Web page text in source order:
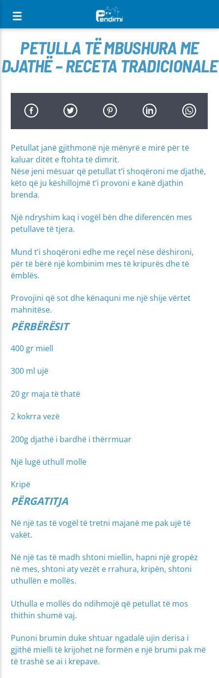
PETULLA TË MBUSHURA ME
DJATHË – RECETA TRADICIONALE
Petullat janë gjithmonë një mënyrë e mirë për të
kaluar ditët e ftohta të dimrit.
Nëse jeni mësuar që petullat t’i shoqëroni me djathë,
këto që ju këshillojmë t’i provoni e kanë djathin
brenda.
Një ndryshim kaq i vogël bën dhe diferencën mes
petullave të tjera.
Mund t’i shoqëroni edhe me reçel nëse dëshironi,
për të bërë një kombinim mes të kripurës dhe të
ëmblës.
Provojini që sot dhe kënaquni me një shije vërtet
mahnitëse.
PËRBËRËSIT
400 gr miell
300 ml ujë
20 gr maja të thatë
2 kokrra vezë
200g djathë i bardhë i thërrmuar
Një lugë uthull molle
Kripë
PËRGATITJA
Në një tas të vogël të tretni majanë me pak ujë të
vakët.
Në një tas të madh shtoni miellin, hapni një gropëz
në mes, shtoni aty vezët e rrahura, kripën, shtoni
uthullën e mollës.
Uthulla e mollës do ndihmojë që petullat të mos
thithin shumë vaj.
Punoni brumin duke shtuar ngadalë ujin derisa i
gjithë mielli të krijohet në formën e një brumi pak më
të trashë se ai i krepave.